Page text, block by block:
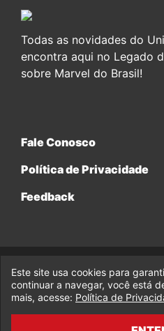
Todas as novidades do
encontra aqui no Legado
sobre Marvel do Brasil!
Fale Conosco
Política de Privacidade
Feedback
© 2017-2026 Legado da
Este site usa cookies para
continuar a navegar, você está
mais, acesse: Política de